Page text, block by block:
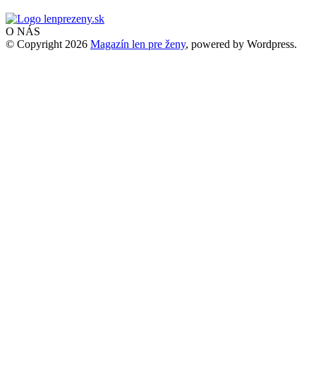
O NÁS
© Copyright 2026 Magazín len pre ženy, powered by Wordpress.